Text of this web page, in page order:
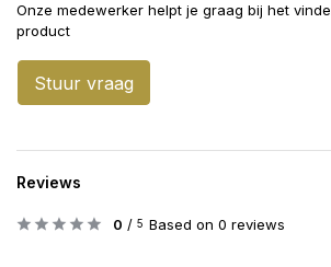
Onze medewerker helpt je graag bij het
product
Stuur vraag
Reviews
0 / 5 Based on 0 reviews